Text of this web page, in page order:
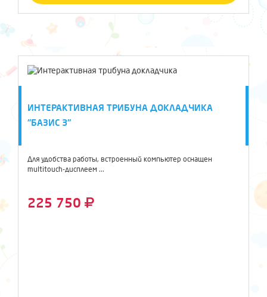
ИНТЕРАКТИВНАЯ ТРИБУНА ДОКЛАДЧИКА
"БАЗИС 3"
Для удобства работы, встроенный компьютер оснащен
multitouch-дисплеем ...
225 750